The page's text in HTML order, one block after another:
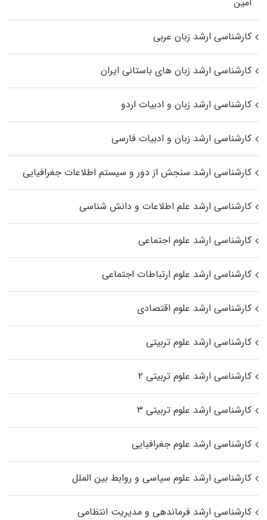
کارشناسی ارشد زبان عربی
کارشناسی ارشد زبان‌ های باستانی ایران
کارشناسی ارشد زبان و ادبیات اردو
کارشناسی ارشد زبان و ادبیات فارسی
کارشناسی ارشد سنجش از دور و سیستم اطلاعات جغرافیایی
کارشناسی ارشد علم اطلاعات و دانش شناسی
کارشناسی ارشد علوم اجتماعی
کارشناسی ارشد علوم ارتباطات اجتماعی
کارشناسی ارشد علوم اقتصادی
کارشناسی ارشد علوم تربیتی
کارشناسی ارشد علوم تربیتی ۲
کارشناسی ارشد علوم تربیتی ۳
کارشناسی ارشد علوم جغرافیایی
کارشناسی ارشد علوم سیاسی و روابط بین الملل
کارشناسی ارشد فرماندهی و مدیریت انتظامی